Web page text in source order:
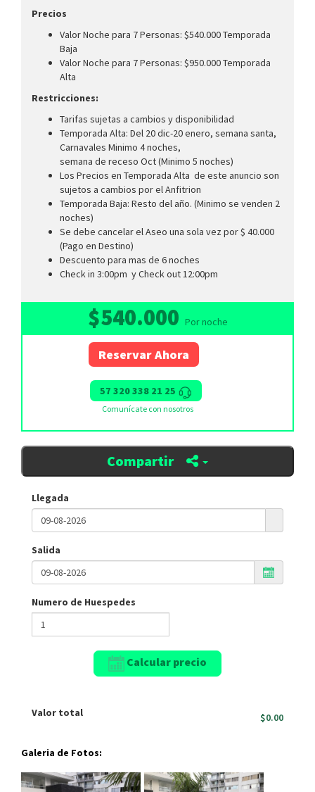
Precios
Valor Noche para 7 Personas: $540.000 Temporada
Baja
Valor Noche para 7 Personas: $950.000 Temporada
Alta
Restricciones:
Tarifas sujetas a cambios y disponibilidad
Temporada Alta: Del 20 dic-20 enero, semana santa,
Carnavales Minimo 4 noches,
semana de receso Oct (Minimo 5 noches)
Los Precios en Temporada Alta de este anuncio son
sujetos a cambios por el Anfitrion
Temporada Baja: Resto del año. (Minimo se venden 2
noches)
Se debe cancelar el Aseo una sola vez por $ 40.000
(Pago en Destino)
Descuento para mas de 6 noches
Check in 3:00pm y Check out 12:00pm
$540.000 Por noche
Reservar Ahora
57 320 338 21 25
Comunícate con nosotros
Compartir
Llegada
Salida
Numero de Huespedes
Calcular precio
Valor total $0.00
Galeria de Fotos: